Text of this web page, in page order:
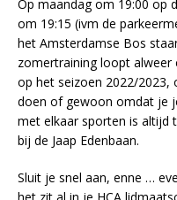
Op maandag om 19:00 op
om 19:15 (ivm de
het Amsterdamse Bos
zomertraining loopt alweer
op het seizoen 2022/
doen of gewoon omdat je
met elkaar sporten is altijd
bij de Jaap Edenbaan.
Sluit je snel aan, enne …